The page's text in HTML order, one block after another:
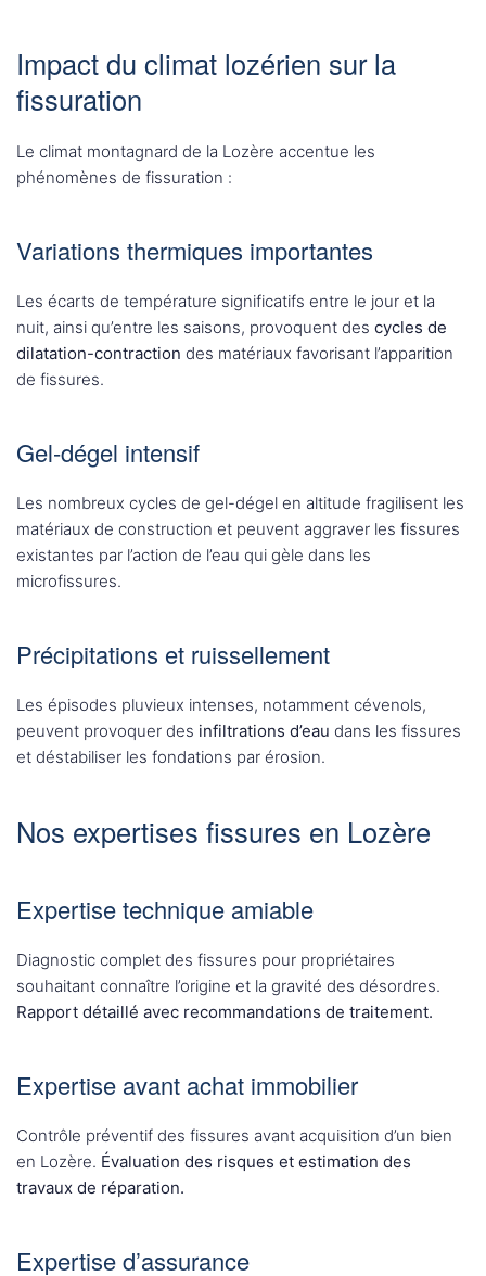
Impact du climat lozérien sur la
fissuration
Le climat montagnard de la Lozère accentue les
phénomènes de fissuration :
Variations thermiques importantes
Les écarts de température significatifs entre le jour et la
nuit, ainsi qu’entre les saisons, provoquent des cycles de
dilatation-contraction des matériaux favorisant l’apparition
de fissures.
Gel-dégel intensif
Les nombreux cycles de gel-dégel en altitude fragilisent les
matériaux de construction et peuvent aggraver les fissures
existantes par l’action de l’eau qui gèle dans les
microfissures.
Précipitations et ruissellement
Les épisodes pluvieux intenses, notamment cévenols,
peuvent provoquer des infiltrations d’eau dans les fissures
et déstabiliser les fondations par érosion.
Nos expertises fissures en Lozère
Expertise technique amiable
Diagnostic complet des fissures pour propriétaires
souhaitant connaître l’origine et la gravité des désordres.
Rapport détaillé avec recommandations de traitement.
Expertise avant achat immobilier
Contrôle préventif des fissures avant acquisition d’un bien
en Lozère. Évaluation des risques et estimation des
travaux de réparation.
Expertise d’assurance